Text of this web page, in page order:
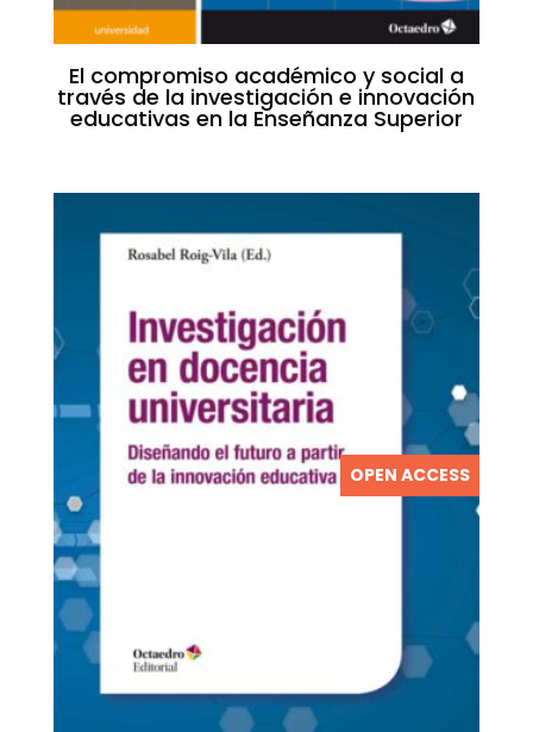
El compromiso académico y social a
través de la investigación e innovación
educativas en la Enseñanza Superior
OPEN ACCESS